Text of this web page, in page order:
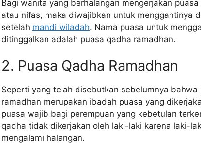
Bagi wanita yang berhalangan mengerjakan
atau nifas, maka diwajibkan untuk menggantinya
setelah mandi wiladah. Nama puasa untuk
ditinggalkan adalah puasa qadha ramadhan.
2. Puasa Qadha Ramadhan
Seperti yang telah disebutkan sebelumnya bahwa
ramadhan merupakan ibadah puasa yang
puasa wajib bagi perempuan yang kebetulan
qadha tidak dikerjakan oleh laki-laki karena laki-
mengalami halangan.